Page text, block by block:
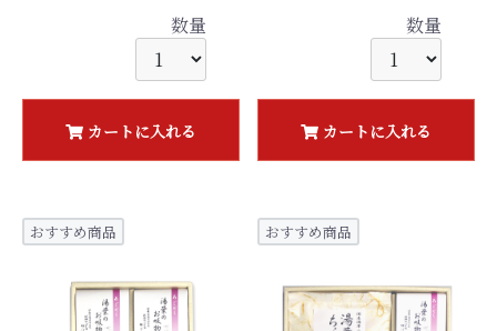
数量
カートに入れる
数量
カートに入れる
おすすめ商品 おすすめ商品